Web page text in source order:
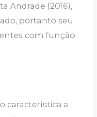
Andrade (2016),
portanto seu
com função
característica a